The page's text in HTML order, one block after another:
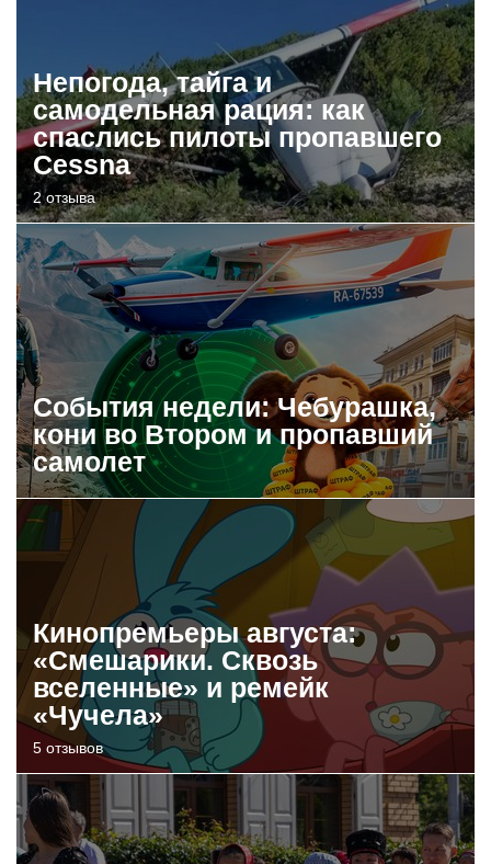
Непогода, тайга и
самодельная рация: как
спаслись пилоты пропавшего
Cessna
2 отзыва
События недели: Чебурашка,
кони во Втором и пропавший
самолет
Кинопремьеры августа:
«Смешарики. Сквозь
вселенные» и ремейк
«Чучела»
5 отзывов